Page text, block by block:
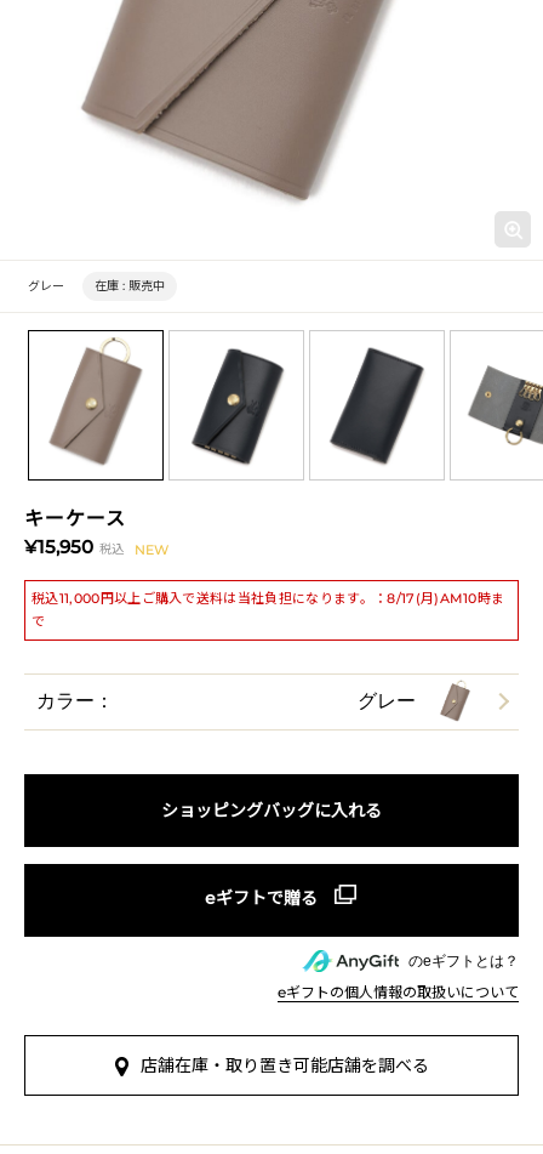
キーケース
¥15,950 税込 NEW
税込11,000円以上ご購入で送料は当社負担になります。：8/17(月)AM10時ま
で
グレー 在庫 : 販売中
カラー： グレー
ショッピングバッグに入れる
のeギフトとは？
eギフトの個人情報の取扱いについて
店舗在庫・取り置き可能店舗を調べる